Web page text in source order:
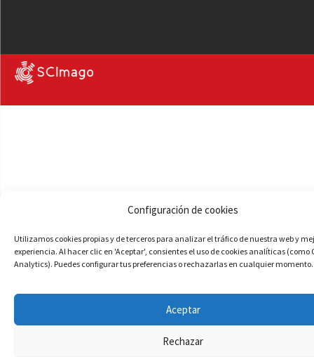
Configuración de cookies
Utilizamos cookies propias y de terceros para analizar el tráfico de nuestra web y
experiencia. Al hacer clic en 'Aceptar', consientes el uso de cookies analíticas (como
Analytics). Puedes configurar tus preferencias o rechazarlas en cualquier momento.
Aceptar
Rechazar